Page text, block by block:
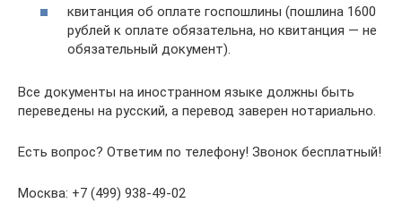
квитанция об оплате госпошлины (пошлина 1600
рублей к оплате обязательна, но квитанция — не
обязательный документ).
Все документы на иностранном языке должны быть
переведены на русский, а перевод заверен нотариально.
Есть вопрос? Ответим по телефону! Звонок бесплатный!
Москва: +7 (499) 938-49-02